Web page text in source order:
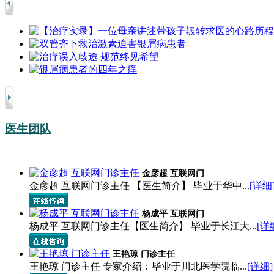
医生团队
金彦超 互联网门
金彦超 互联网门诊主任 【医生简介】 毕业于华中...[详
杨成平 互联网门
杨成平 互联网门诊主任【医生简介】 毕业于长江大...[详
王艳琼 门诊主任
王艳琼 门诊主任 专家介绍：毕业于川北医学院临...[详细]